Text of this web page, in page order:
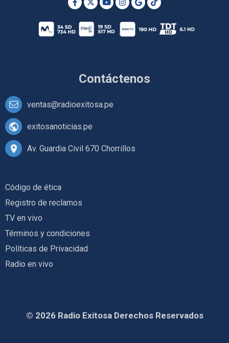
Contáctenos
ventas@radioexitosa.pe
exitosanoticias.pe
Av. Guardia Civil 670 Chorrillos
Código de ética
Registro de reclamos
TV en vivo
Términos y condiciones
Políticas de Privacidad
Radio en vivo
© 2026 Radio Exitosa Derechos Reservados